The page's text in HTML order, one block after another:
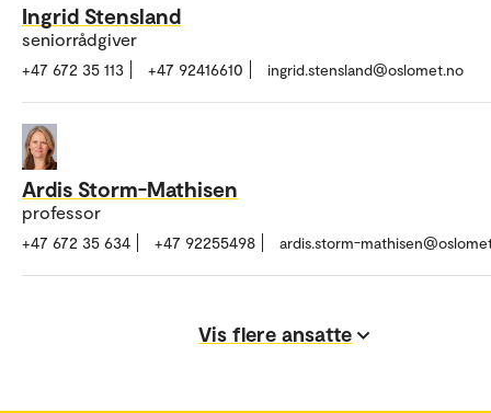
Ingrid Stensland
seniorrådgiver
+47 672 35 113 +47 92416610 ingrid.stensland@oslomet.no
Ardis Storm-Mathisen
professor
+47 672 35 634 +47 92255498 ardis.storm-
Vis flere ansatte